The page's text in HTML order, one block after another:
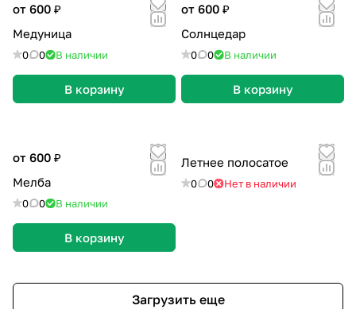
от 600 ₽
Медуница
0 0 В наличии
В корзину
от 600 ₽
Солнцедар
0 0 В наличии
В корзину
от 600 ₽
Мелба
0 0 В наличии
В корзину
Летнее полосатое
0 0 Нет в наличии
Загрузить еще